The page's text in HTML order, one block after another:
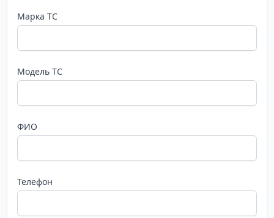
Марка ТС
Модель ТС
ФИО
Телефон